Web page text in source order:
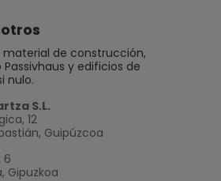
material de construcción,
y edificios de
nulo.
S.L.
12
Guipúzcoa
6
Gipuzkoa